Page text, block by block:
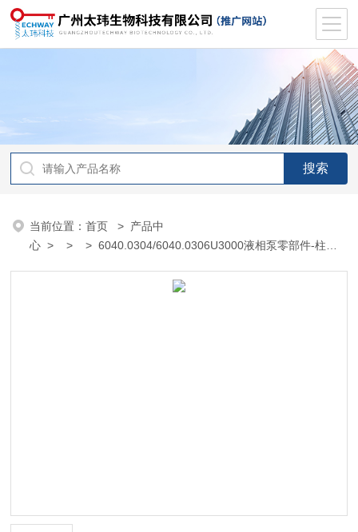
当前位置：首页 > 产品中
心 > > > 6040.0304/6040.0306U3000液相泵零部件-柱塞